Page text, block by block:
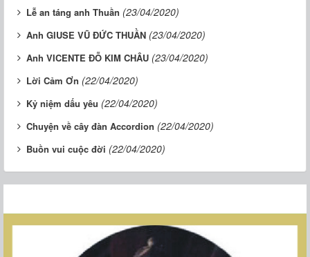
Lễ an táng anh Thuần (23/04/2020)
Anh GIUSE VŨ ĐỨC THUẦN (23/04/2020)
Anh VICENTE ĐỖ KIM CHÂU (23/04/2020)
Lời Cảm Ơn (22/04/2020)
Kỷ niệm dấu yêu (22/04/2020)
Chuyện về cây đàn Accordion (22/04/2020)
Buồn vui cuộc đời (22/04/2020)